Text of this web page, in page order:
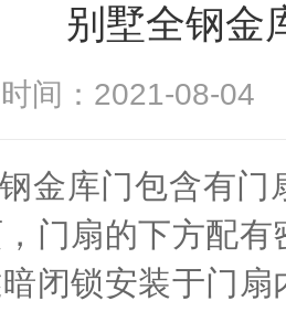
别墅全钢金
时间：2021-08-
金库门包含有门
门扇的下方配
闭锁安装于门